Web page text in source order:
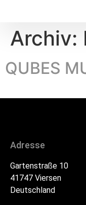
Archiv:
QUBES
Adresse
Gartenstraße 10
41747 Viersen
Deutschland